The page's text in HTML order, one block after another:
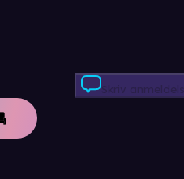
Skriv